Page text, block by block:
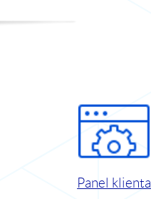
Panel klienta